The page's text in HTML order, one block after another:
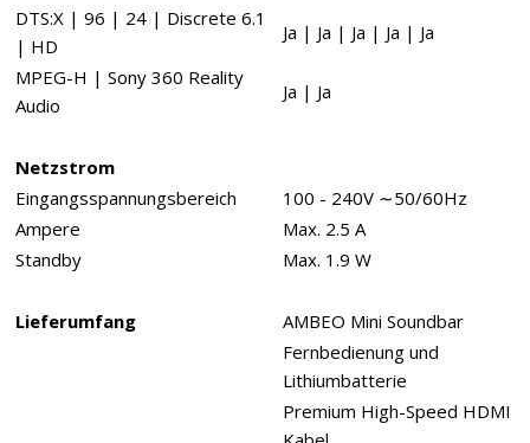
DTS:X | 96 | 24 | Discrete 6.1
| HD
Ja | Ja | Ja | Ja | Ja
MPEG-H | Sony 360 Reality
Audio
Ja | Ja
Netzstrom
Eingangsspannungsbereich
100 - 240V ∼50/60Hz
Ampere
Max. 2.5 A
Standby
Max. 1.9 W
Lieferumfang
AMBEO Mini Soundbar
Fernbedienung und
Lithiumbatterie
Premium High-Speed HDMI